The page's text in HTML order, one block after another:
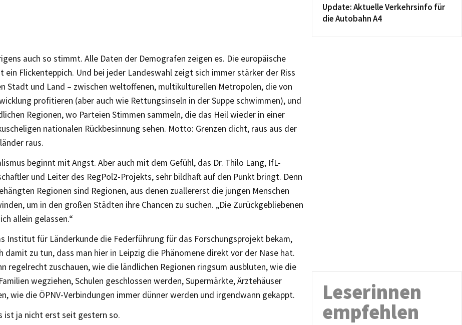
auch so stimmt. Alle Daten der Demografen zeigen es. Die europäische
ein Flickenteppich. Und bei jeder Landeswahl zeigt sich immer stärker der Riss
Stadt und Land – zwischen weltoffenen, multikulturellen Metropolen, die von
profitieren (aber auch wie Rettungsinseln in der Suppe schwimmen), und
Regionen, wo Parteien Stimmen sammeln, die das Heil wieder in einer
nationalen Rückbesinnung sehen. Motto: Grenzen dicht, raus aus der
raus.
beginnt mit Angst. Aber auch mit dem Gefühl, das Dr. Thilo Lang, IfL-
und Leiter des RegPol2-Projekts, sehr bildhaft auf den Punkt bringt. Denn
Regionen sind Regionen, aus denen zuallererst die jungen Menschen
um in den großen Städten ihre Chancen zu suchen. „Die Zurückgebliebenen
allein gelassen.“
Institut für Länderkunde die Federführung für das Forschungsprojekt bekam,
damit zu tun, dass man hier in Leipzig die Phänomene direkt vor der Nase hat.
regelrecht zuschauen, wie die ländlichen Regionen ringsum ausbluten, wie die
wegziehen, Schulen geschlossen werden, Supermärkte, Ärztehäuser
wie die ÖPNV-Verbindungen immer dünner werden und irgendwann gekappt.
ist ja nicht erst seit gestern so.
Update: Aktuelle Verkehrsinfo für
die Autobahn A4
Leserinnen
empfehlen